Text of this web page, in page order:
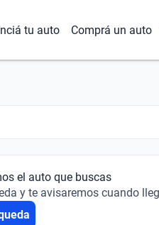
tu auto Comprá un auto
el auto que buscas
y te avisaremos cuando